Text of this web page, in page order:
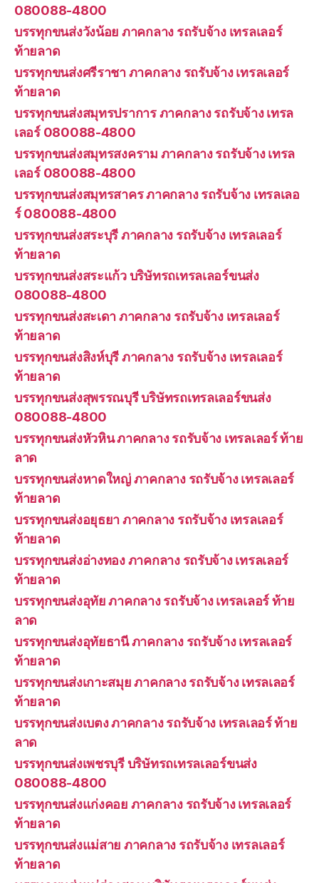
080088-4800
บรรทุกขนส่งวังน้อย ภาคกลาง รถรับจ้าง เทรลเลอร์
ท้ายลาด
บรรทุกขนส่งศรีราชา ภาคกลาง รถรับจ้าง เทรลเลอร์
ท้ายลาด
บรรทุกขนส่งสมุทรปราการ ภาคกลาง รถรับจ้าง เทรล
เลอร์ 080088-4800
บรรทุกขนส่งสมุทรสงคราม ภาคกลาง รถรับจ้าง เทรล
เลอร์ 080088-4800
บรรทุกขนส่งสมุทรสาคร ภาคกลาง รถรับจ้าง เทรลเลอ
ร์ 080088-4800
บรรทุกขนส่งสระบุรี ภาคกลาง รถรับจ้าง เทรลเลอร์
ท้ายลาด
บรรทุกขนส่งสระแก้ว บริษัทรถเทรลเลอร์ขนส่ง
080088-4800
บรรทุกขนส่งสะเดา ภาคกลาง รถรับจ้าง เทรลเลอร์
ท้ายลาด
บรรทุกขนส่งสิงห์บุรี ภาคกลาง รถรับจ้าง เทรลเลอร์
ท้ายลาด
บรรทุกขนส่งสุพรรณบุรี บริษัทรถเทรลเลอร์ขนส่ง
080088-4800
บรรทุกขนส่งหัวหิน ภาคกลาง รถรับจ้าง เทรลเลอร์ ท้าย
ลาด
บรรทุกขนส่งหาดใหญ่ ภาคกลาง รถรับจ้าง เทรลเลอร์
ท้ายลาด
บรรทุกขนส่งอยุธยา ภาคกลาง รถรับจ้าง เทรลเลอร์
ท้ายลาด
บรรทุกขนส่งอ่างทอง ภาคกลาง รถรับจ้าง เทรลเลอร์
ท้ายลาด
บรรทุกขนส่งอุทัย ภาคกลาง รถรับจ้าง เทรลเลอร์ ท้าย
ลาด
บรรทุกขนส่งอุทัยธานี ภาคกลาง รถรับจ้าง เทรลเลอร์
ท้ายลาด
บรรทุกขนส่งเกาะสมุย ภาคกลาง รถรับจ้าง เทรลเลอร์
ท้ายลาด
บรรทุกขนส่งเบตง ภาคกลาง รถรับจ้าง เทรลเลอร์ ท้าย
ลาด
บรรทุกขนส่งเพชรบุรี บริษัทรถเทรลเลอร์ขนส่ง
080088-4800
บรรทุกขนส่งแก่งคอย ภาคกลาง รถรับจ้าง เทรลเลอร์
ท้ายลาด
บรรทุกขนส่งแม่สาย ภาคกลาง รถรับจ้าง เทรลเลอร์
ท้ายลาด